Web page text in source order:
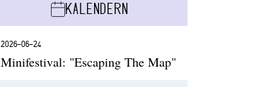
KALENDERN
2026-06-24
Minifestival: "Escaping The Map"